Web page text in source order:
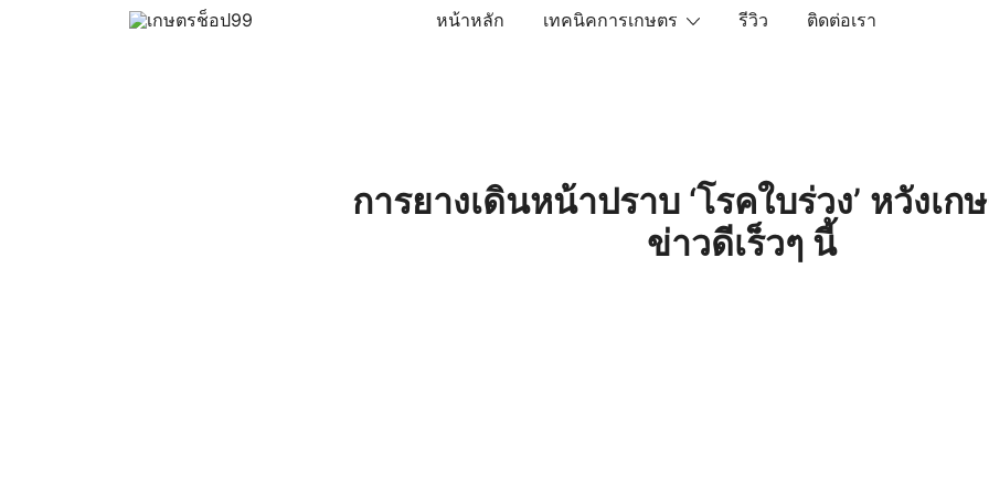
หน้าหลัก เทคนิคการเกษตร รีวิว ติดต่อเรา
การยางเดินหน้าปราบ ‘โรคใบร่วง’ หวังเก
ข่าวดีเร็วๆ นี้